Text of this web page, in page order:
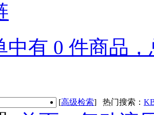
中有 0 件商品
[高级检索] 热门搜索：